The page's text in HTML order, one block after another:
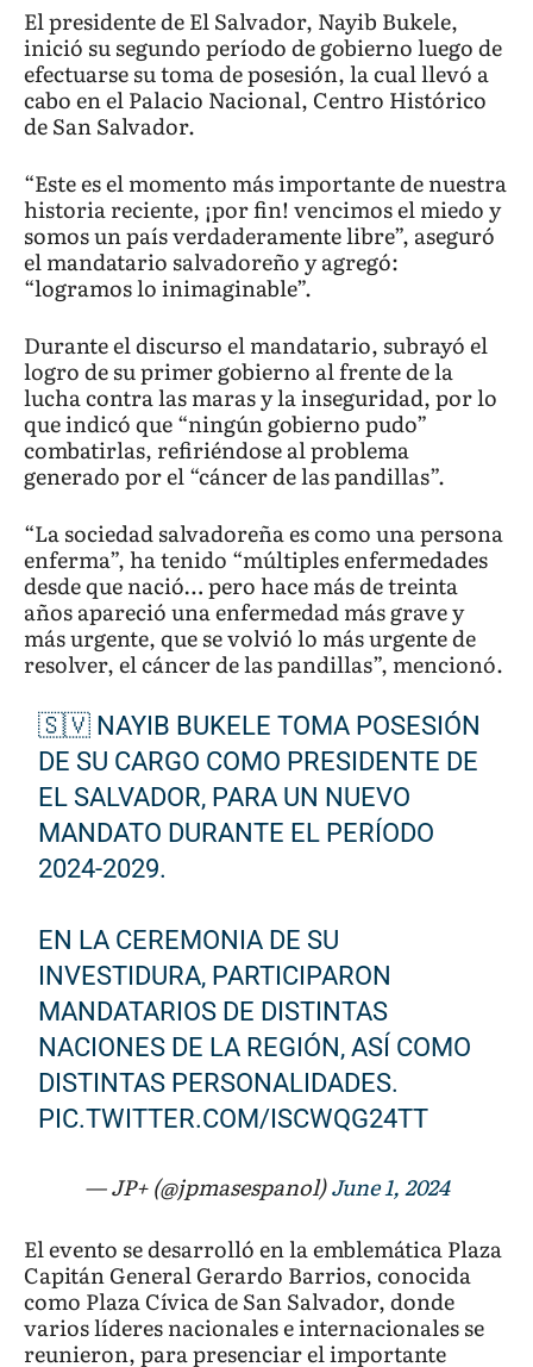
El presidente de El Salvador, Nayib Bukele,
inició su segundo período de gobierno luego de
efectuarse su toma de posesión, la cual llevó a
cabo en el Palacio Nacional, Centro Histórico
de San Salvador.
“Este es el momento más importante de nuestra
historia reciente, ¡por fin! vencimos el miedo y
somos un país verdaderamente libre”, aseguró
el mandatario salvadoreño y agregó:
“logramos lo inimaginable”.
Durante el discurso el mandatario, subrayó el
logro de su primer gobierno al frente de la
lucha contra las maras y la inseguridad, por lo
que indicó que “ningún gobierno pudo”
combatirlas, refiriéndose al problema
generado por el “cáncer de las pandillas”.
“La sociedad salvadoreña es como una persona
enferma”, ha tenido “múltiples enfermedades
desde que nació… pero hace más de treinta
años apareció una enfermedad más grave y
más urgente, que se volvió lo más urgente de
resolver, el cáncer de las pandillas”, mencionó.
🇸🇻 NAYIB BUKELE TOMA POSESIÓN
DE SU CARGO COMO PRESIDENTE DE
EL SALVADOR, PARA UN NUEVO
MANDATO DURANTE EL PERÍODO
2024-2029.
EN LA CEREMONIA DE SU
INVESTIDURA, PARTICIPARON
MANDATARIOS DE DISTINTAS
NACIONES DE LA REGIÓN, ASÍ COMO
DISTINTAS PERSONALIDADES.
PIC.TWITTER.COM/ISCWQG24TT
— JP+ (@jpmasespanol)June 1, 2024
El evento se desarrolló en la emblemática Plaza
Capitán General Gerardo Barrios, conocida
como Plaza Cívica de San Salvador, donde
varios líderes nacionales e internacionales se
reunieron, para presenciar el importante